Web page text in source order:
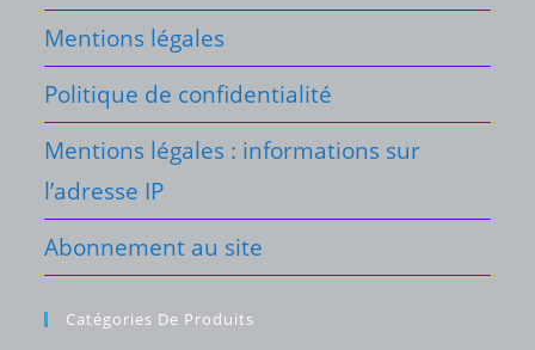
Mentions légales
Politique de confidentialité
Mentions légales : informations sur
l’adresse IP
Abonnement au site
Catégories De Produits